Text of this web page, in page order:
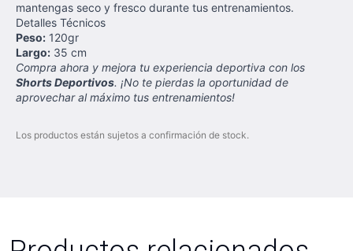
mantengas seco y fresco durante tus entrenamientos.
Detalles Técnicos
Peso: 120gr
Largo: 35 cm
Compra ahora y mejora tu experiencia deportiva con los
Shorts Deportivos. ¡No te pierdas la oportunidad de
aprovechar al máximo tus entrenamientos!
Los productos están sujetos a confirmación de stock.